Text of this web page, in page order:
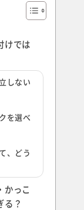
けでは
しない
を選べ
、どう
かっこ
る？